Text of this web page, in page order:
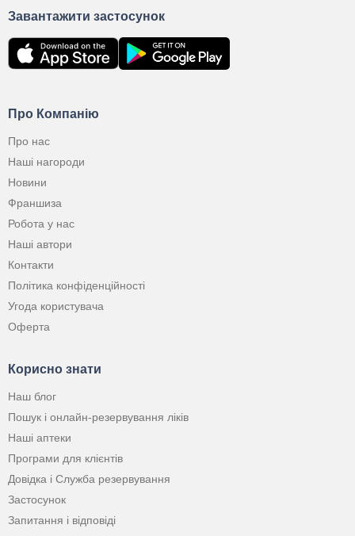
Про Компанію
Про нас
Наші нагороди
Новини
Франшиза
Робота у нас
Наші автори
Контакти
Політика конфіденційності
Угода користувача
Оферта
Корисно знати
Наш блог
Пошук і онлайн-резервування ліків
Наші аптеки
Програми для клієнтів
Довідка і Служба резервування
Застосунок
Запитання і відповіді
Завантажити застосунок